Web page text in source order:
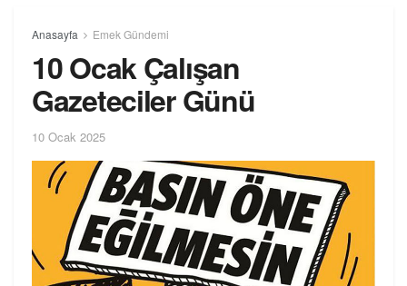
Anasayfa Emek Gündemi
10 Ocak Çalışan
Gazeteciler Günü
10 Ocak 2025